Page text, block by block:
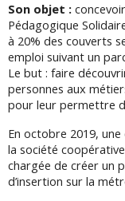
Son objet :
Pédagogique
à 20% des couverts
emploi suivant un
Le but : faire
personnes aux
pour leur permettre
En octobre 2019,
la société
chargée de créer un
d’insertion sur la